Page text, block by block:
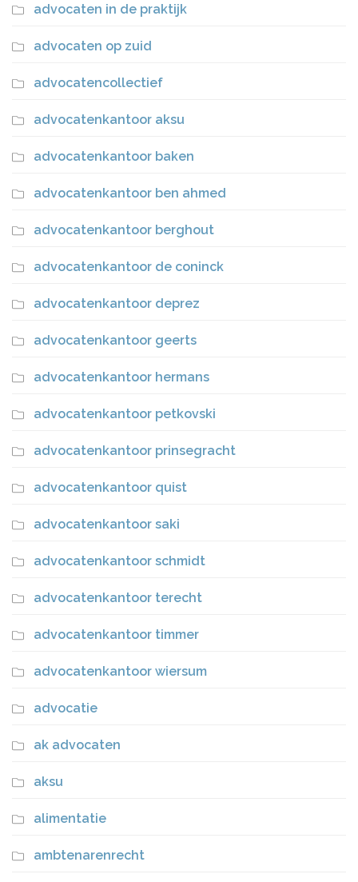
advocaten in de praktijk
advocaten op zuid
advocatencollectief
advocatenkantoor aksu
advocatenkantoor baken
advocatenkantoor ben ahmed
advocatenkantoor berghout
advocatenkantoor de coninck
advocatenkantoor deprez
advocatenkantoor geerts
advocatenkantoor hermans
advocatenkantoor petkovski
advocatenkantoor prinsegracht
advocatenkantoor quist
advocatenkantoor saki
advocatenkantoor schmidt
advocatenkantoor terecht
advocatenkantoor timmer
advocatenkantoor wiersum
advocatie
ak advocaten
aksu
alimentatie
ambtenarenrecht